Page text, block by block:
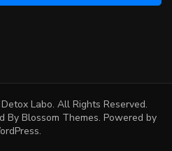
Labo. All Rights Reserved.
By Blossom Themes. Powered by
.